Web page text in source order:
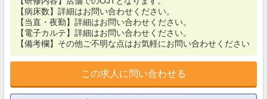
【病床数】詳細はお問い合わせください。
【当直・夜勤】詳細はお問い合わせください。
【電子カルテ】詳細はお問い合わせください。
【備考欄】その他ご不明な点はお気軽にお問い合わせください
この求人に問い合わせる